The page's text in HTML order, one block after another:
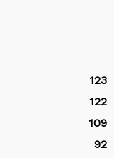
123
122
109
92